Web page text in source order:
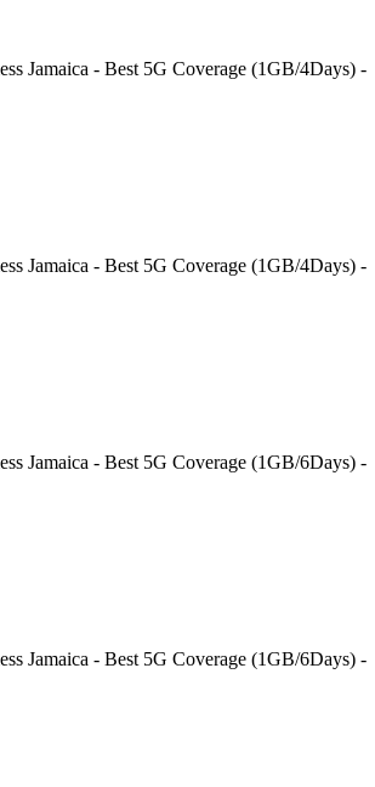
Jamaica - Best 5G Coverage (1GB/4Days) -
Jamaica - Best 5G Coverage (1GB/4Days) -
Jamaica - Best 5G Coverage (1GB/6Days) -
Jamaica - Best 5G Coverage (1GB/6Days) -